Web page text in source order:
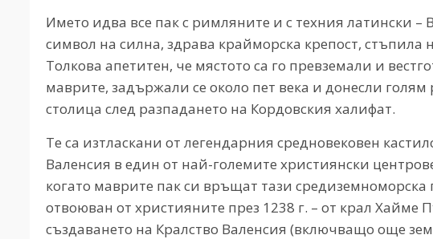
Името идва все пак с римляните и с техния латински –
символ на силна, здрава крайморска крепост, стъпила
Толкова апетитен, че мястото са го превземали и
маврите, задържали се около пет века и донесли голям
столица след разпадането на Кордовския халифат.
Те са изтласкани от легендарния средновековен
Валенсия в един от най-големите християнски
когато маврите пак си връщат тази средиземноморска
отвоюван от християните през 1238 г. – от крал Хайме
създаването на Кралство Валенсия (включващо още